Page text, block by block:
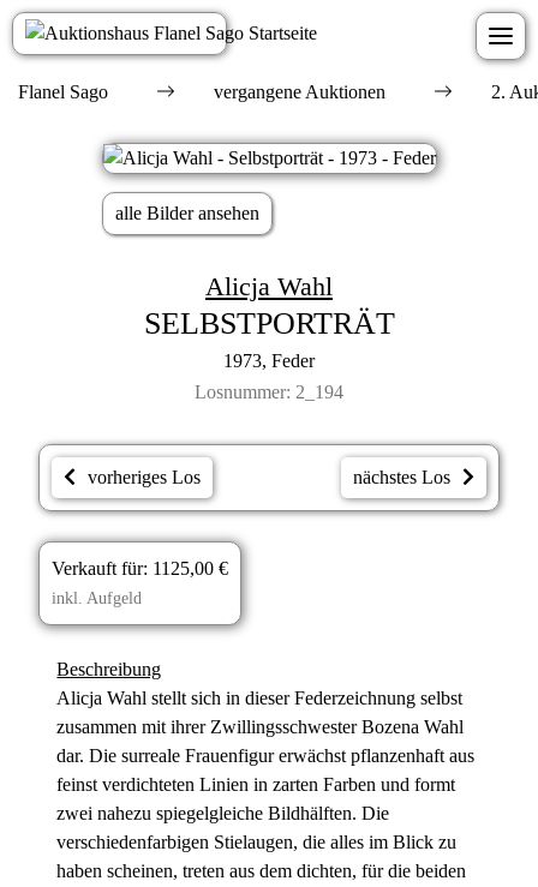
Flanel Sago vergangene Auktionen 2.
alle Bilder ansehen
Alicja Wahl
SELBSTPORTRÄT
1973, Feder
Losnummer: 2_194
vorheriges Los nächstes Los
Verkauft für: 1125,00 €
inkl. Aufgeld
Beschreibung
Alicja Wahl stellt sich in dieser Federzeichnung selbst
zusammen mit ihrer Zwillingsschwester Bozena Wahl
dar. Die surreale Frauenfigur erwächst pflanzenhaft aus
feinst verdichteten Linien in zarten Farben und formt
zwei nahezu spiegelgleiche Bildhälften. Die
verschiedenfarbigen Stielaugen, die alles im Blick zu
haben scheinen, treten aus dem dichten, für die beiden